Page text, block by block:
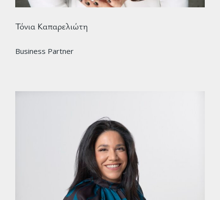
Τόνια Καπαρελιώτη
Business Partner